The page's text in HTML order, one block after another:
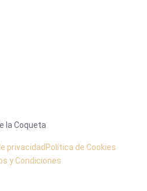
la Coqueta
privacidad Política de Cookies
y Condiciones